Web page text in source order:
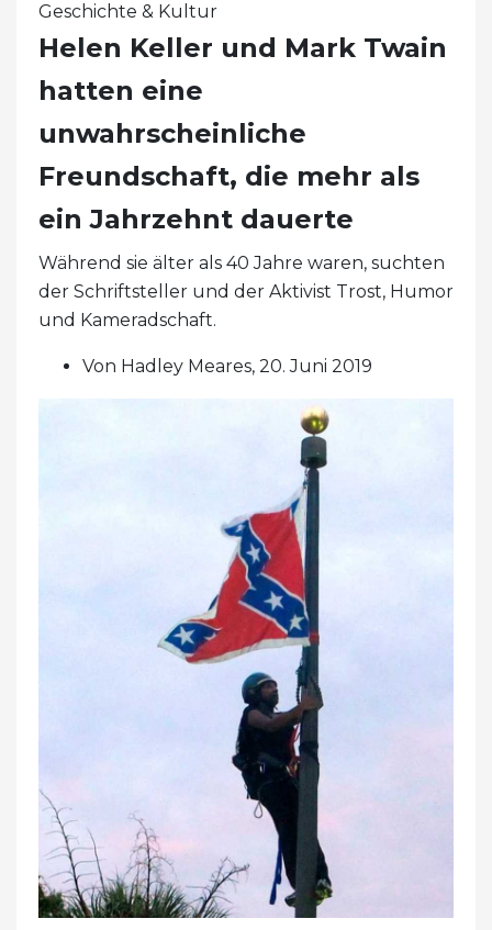
Geschichte & Kultur
Helen Keller und Mark Twain
hatten eine
unwahrscheinliche
Freundschaft, die mehr als
ein Jahrzehnt dauerte
Während sie älter als 40 Jahre waren, suchten
der Schriftsteller und der Aktivist Trost, Humor
und Kameradschaft.
Von Hadley Meares, 20. Juni 2019